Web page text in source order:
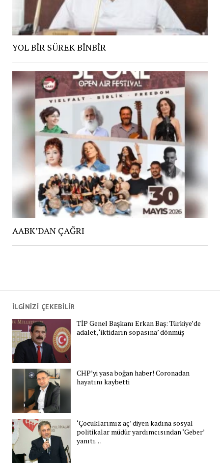
İLGİNİZİ ÇEKEBİLİR
TİP Genel Başkanı Erkan Baş: Türkiye’de
adalet, ‘iktidarın sopasına’ dönmüş
CHP’yi yasa boğan haber! Coronadan
hayatını kaybetti
‘Çocuklarımız aç’ diyen kadına sosyal
politikalar müdür yardımcısından ‘Geber’
yanıtı…
YOL BİR SÜREK BİNBİR
AABK’DAN ÇAĞRI